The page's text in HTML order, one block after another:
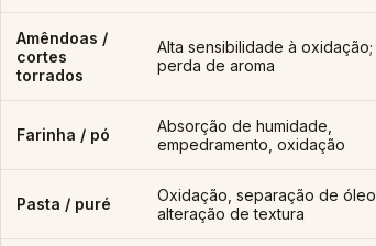
Amêndoas /
cortes
torrados
Alta sensibilidade à oxidação;
perda de aroma
Farinha / pó
Absorção de humidade,
empedramento, oxidação
Pasta / puré
Oxidação, separação de óleo,
alteração de textura